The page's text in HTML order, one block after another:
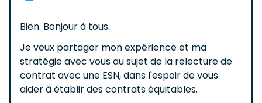
Bien. Bonjour à tous.
Je veux partager mon expérience et ma
stratégie avec vous au sujet de la relecture de
contrat avec une ESN, dans l'espoir de vous
aider à établir des contrats équitables.